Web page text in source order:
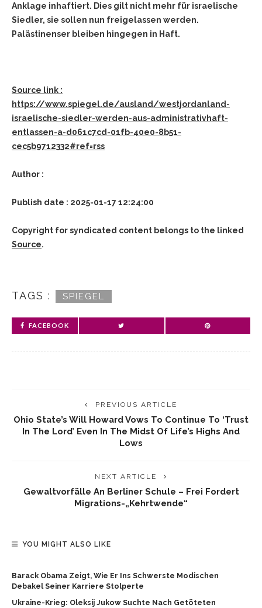
Anklage inhaftiert. Dies gilt nicht mehr für israelische
Siedler, sie sollen nun freigelassen werden.
Palästinenser bleiben hingegen in Haft.
Source link :
https://www.spiegel.de/ausland/westjordanland-
israelische-siedler-werden-aus-administrativhaft-
entlassen-a-d061c7cd-01fb-40e0-8b51-
cec5b9712332#ref=rss
Author :
Publish date : 2025-01-17 12:24:00
Copyright for syndicated content belongs to the linked
Source.
TAGS : SPIEGEL
FACEBOOK
PREVIOUS ARTICLE
Ohio State’s Will Howard Vows To Continue To ‘trust
In The Lord’ Even In The Midst Of Life’s Highs And
Lows
NEXT ARTICLE
Gewaltvorfälle An Berliner Schule – Frei Fordert
Migrations-„Kehrtwende“
YOU MIGHT ALSO LIKE
Barack Obama Zeigt, Wie Er Ins Schwerste Modischen
Debakel Seiner Karriere Stolperte
Ukraine-Krieg: Oleksij Jukow Suchte Nach Getöteten